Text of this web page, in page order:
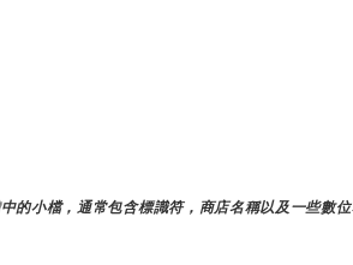
小檔，通常包含標識符，商店名稱以及一些數